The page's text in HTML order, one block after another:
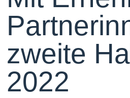
zweite
2022